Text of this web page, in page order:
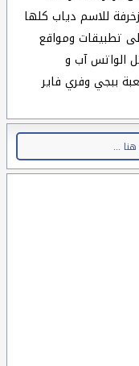
للاسم دياب كلها
تطبيقات ومواقع
الواتس آب و
ببجي وفري فاير